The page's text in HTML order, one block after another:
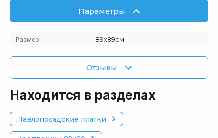
Параметры
Размер 89х89см
Отзывы
Находится в разделах
Павлопосадские платки